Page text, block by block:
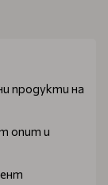
продукти на
опит и